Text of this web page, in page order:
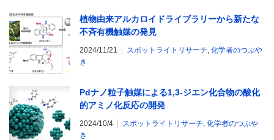
植物由来アルカロイドライブラリーから新たな
不斉有機触媒の発見
2024/11/21 スポットライトリサーチ 化学者のつぶや
き
Pdナノ粒子触媒による1,3-ジエン化合物の酸化
的アミノ化反応の開発
2024/10/4 スポットライトリサーチ 化学者のつぶや
き